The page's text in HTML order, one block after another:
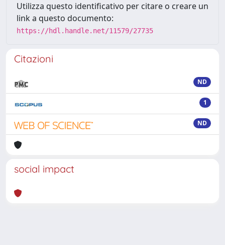
Utilizza questo identificativo per citare o creare un
link a questo documento:
https://hdl.handle.net/11579/27735
Citazioni
ND
1
ND
social impact